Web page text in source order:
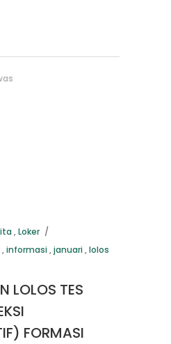
,Loker
,informasi,januari,lolos
LOLOS TES
FORMASI